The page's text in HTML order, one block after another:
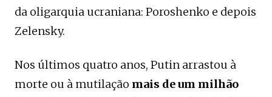
da oligarquia ucraniana: Poroshenko e depois
Zelensky.
Nos últimos quatro anos, Putin arrastou à
morte ou à mutilação mais de um milhão